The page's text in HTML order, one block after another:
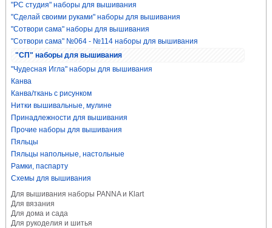
"РС студия" наборы для вышивания
"Сделай своими руками" наборы для вышивания
"Сотвори сама" наборы для вышивания
"Сотвори сама" №064 - №114 наборы для вышивания
"СП" наборы для вышивания
"Чудесная Игла" наборы для вышивания
Канва
Канва/ткань с рисунком
Нитки вышивальные, мулине
Принадлежности для вышивания
Прочие наборы для вышивания
Пяльцы
Пяльцы напольные, настольные
Рамки, паспарту
Схемы для вышивания
Для вышивания наборы PANNA и Klart
Для вязания
Для дома и сада
Для рукоделия и шитья